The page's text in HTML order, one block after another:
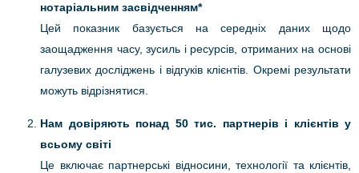
нотаріальним засвідченням*
Цей показник базується на середніх даних щодо
заощадження часу, зусиль і ресурсів, отриманих на основі
галузевих досліджень і відгуків клієнтів. Окремі результати
можуть відрізнятися.
Нам довіряють понад 50 тис. партнерів і клієнтів у
всьому світі
Це включає партнерські відносини, технології та клієнтів,